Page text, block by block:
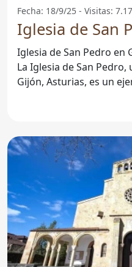
Fecha: 18/9/25 - Visitas:
Iglesia de San
Iglesia de San Pedro en
La Iglesia de San
Gijón, Asturias, es un